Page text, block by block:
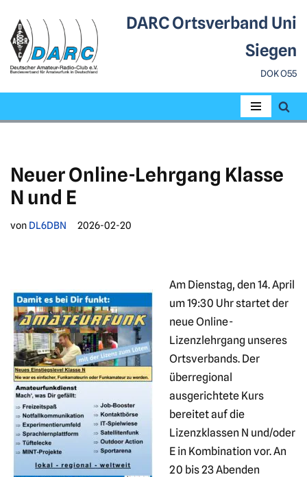
Zum
Inhalt
springen
DARC Ortsverband Uni
Siegen
DOK O55
Neuer Online-Lehrgang Klasse
N und E
von DL6DBN 2026-02-20
Am Dienstag, den 14. April
um 19:30 Uhr startet der
neue Online-
Lizenzlehrgang unseres
Ortsverbands. Der
überregional
ausgerichtete Kurs
bereitet auf die
Lizenzklassen N und/oder
E in Kombination vor. An
20 bis 23 Abenden